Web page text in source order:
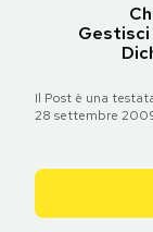
Il Post è una
28 settembre